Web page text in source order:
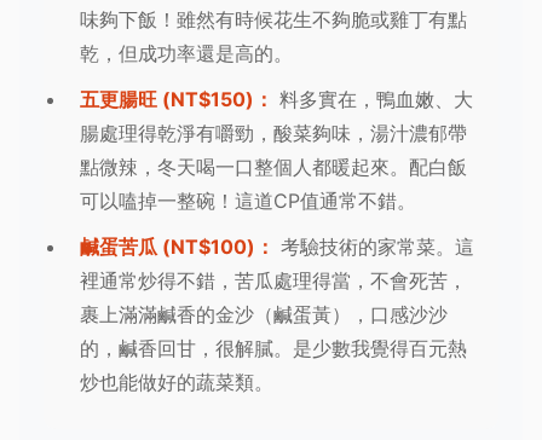
味夠下飯！雖然有時候花生不夠脆或雞丁有點
乾，但成功率還是高的。
五更腸旺 (NT$150)： 料多實在，鴨血嫩、大
腸處理得乾淨有嚼勁，酸菜夠味，湯汁濃郁帶
點微辣，冬天喝一口整個人都暖起來。配白飯
可以嗑掉一整碗！這道CP值通常不錯。
鹹蛋苦瓜 (NT$100)： 考驗技術的家常菜。這
裡通常炒得不錯，苦瓜處理得當，不會死苦，
裹上滿滿鹹香的金沙（鹹蛋黃），口感沙沙
的，鹹香回甘，很解膩。是少數我覺得百元熱
炒也能做好的蔬菜類。